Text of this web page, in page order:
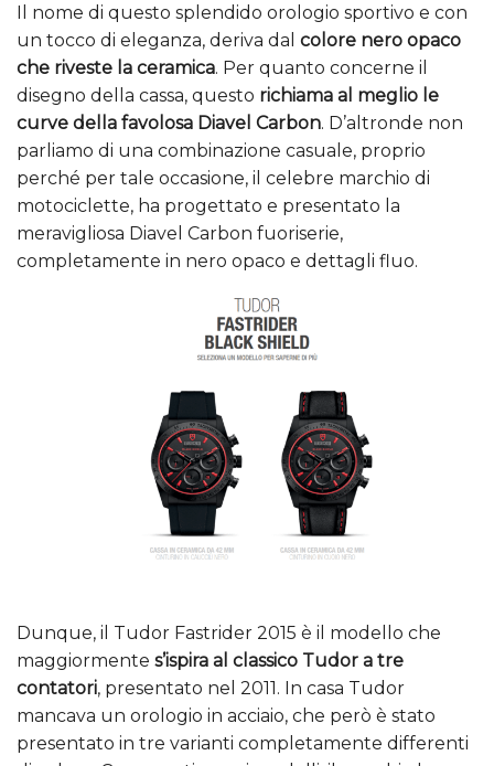
Il nome di questo splendido orologio sportivo e con
un tocco di eleganza, deriva dal colore nero opaco
che riveste la ceramica. Per quanto concerne il
disegno della cassa, questo richiama al meglio le
curve della favolosa Diavel Carbon. D’altronde non
parliamo di una combinazione casuale, proprio
perché per tale occasione, il celebre marchio di
motociclette, ha progettato e presentato la
meravigliosa Diavel Carbon fuoriserie,
completamente in nero opaco e dettagli fluo.
Dunque, il Tudor Fastrider 2015 è il modello che
maggiormente s’ispira al classico Tudor a tre
contatori, presentato nel 2011. In casa Tudor
mancava un orologio in acciaio, che però è stato
presentato in tre varianti completamente differenti